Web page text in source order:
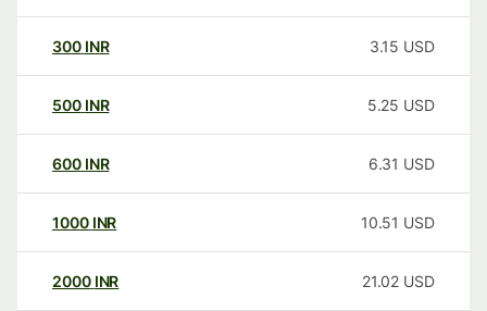
300 INR 3.15 USD
500 INR 5.25 USD
600 INR 6.31 USD
1000 INR 10.51 USD
2000 INR 21.02 USD